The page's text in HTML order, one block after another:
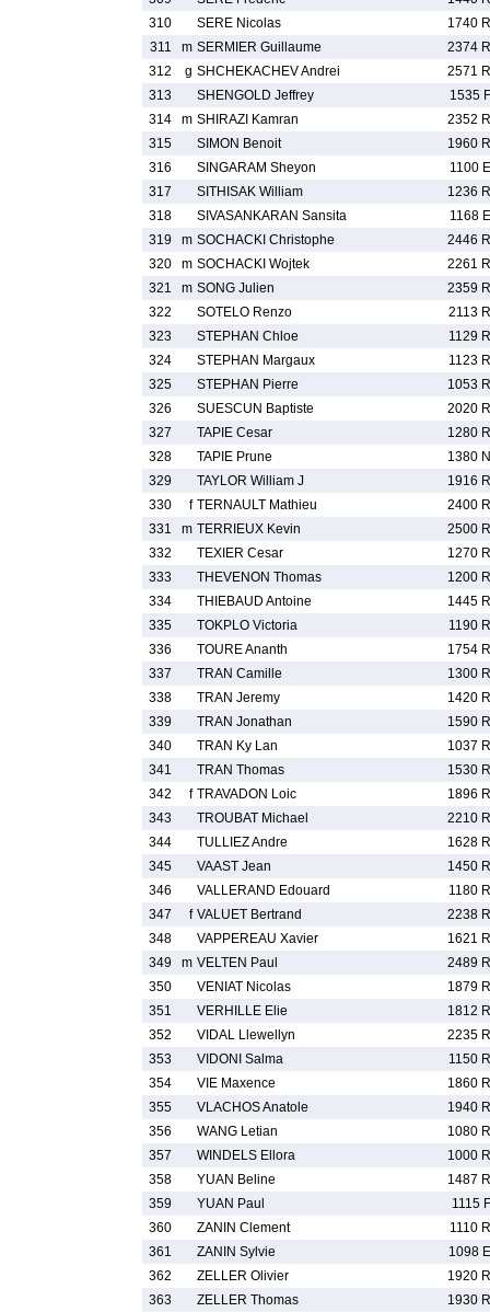
310
SERE Nicolas
1740 R
311
m SERMIER Guillaume
2374 R
312
g SHCHEKACHEV Andrei
2571 R
313
SHENGOLD Jeffrey
1535 F
314
m SHIRAZI Kamran
2352 R
315
SIMON Benoit
1960 R
316
SINGARAM Sheyon
1100 E
317
SITHISAK William
1236 R
318
SIVASANKARAN Sansita
1168 E
319
m SOCHACKI Christophe
2446 R
320
m SOCHACKI Wojtek
2261 R
321
m SONG Julien
2359 R
322
SOTELO Renzo
2113 R
323
STEPHAN Chloe
1129 R
324
STEPHAN Margaux
1123 R
325
STEPHAN Pierre
1053 R
326
SUESCUN Baptiste
2020 R
327
TAPIE Cesar
1280 R
328
TAPIE Prune
1380 N
329
TAYLOR William J
1916 R
330
f TERNAULT Mathieu
2400 R
331
m TERRIEUX Kevin
2500 R
332
TEXIER Cesar
1270 R
333
THEVENON Thomas
1200 R
334
THIEBAUD Antoine
1445 R
335
TOKPLO Victoria
1190 R
336
TOURE Ananth
1754 R
337
TRAN Camille
1300 R
338
TRAN Jeremy
1420 R
339
TRAN Jonathan
1590 R
340
TRAN Ky Lan
1037 R
341
TRAN Thomas
1530 R
342
f TRAVADON Loic
1896 R
343
TROUBAT Michael
2210 R
344
TULLIEZ Andre
1628 R
345
VAAST Jean
1450 R
346
VALLERAND Edouard
1180 R
347
f VALUET Bertrand
2238 R
348
VAPPEREAU Xavier
1621 R
349
m VELTEN Paul
2489 R
350
VENIAT Nicolas
1879 R
351
VERHILLE Elie
1812 R
352
VIDAL Llewellyn
2235 R
353
VIDONI Salma
1150 R
354
VIE Maxence
1860 R
355
VLACHOS Anatole
1940 R
356
WANG Letian
1080 R
357
WINDELS Ellora
1000 R
358
YUAN Beline
1487 R
359
YUAN Paul
1115 F
360
ZANIN Clement
1110 R
361
ZANIN Sylvie
1098 E
362
ZELLER Olivier
1920 R
363
ZELLER Thomas
1930 R